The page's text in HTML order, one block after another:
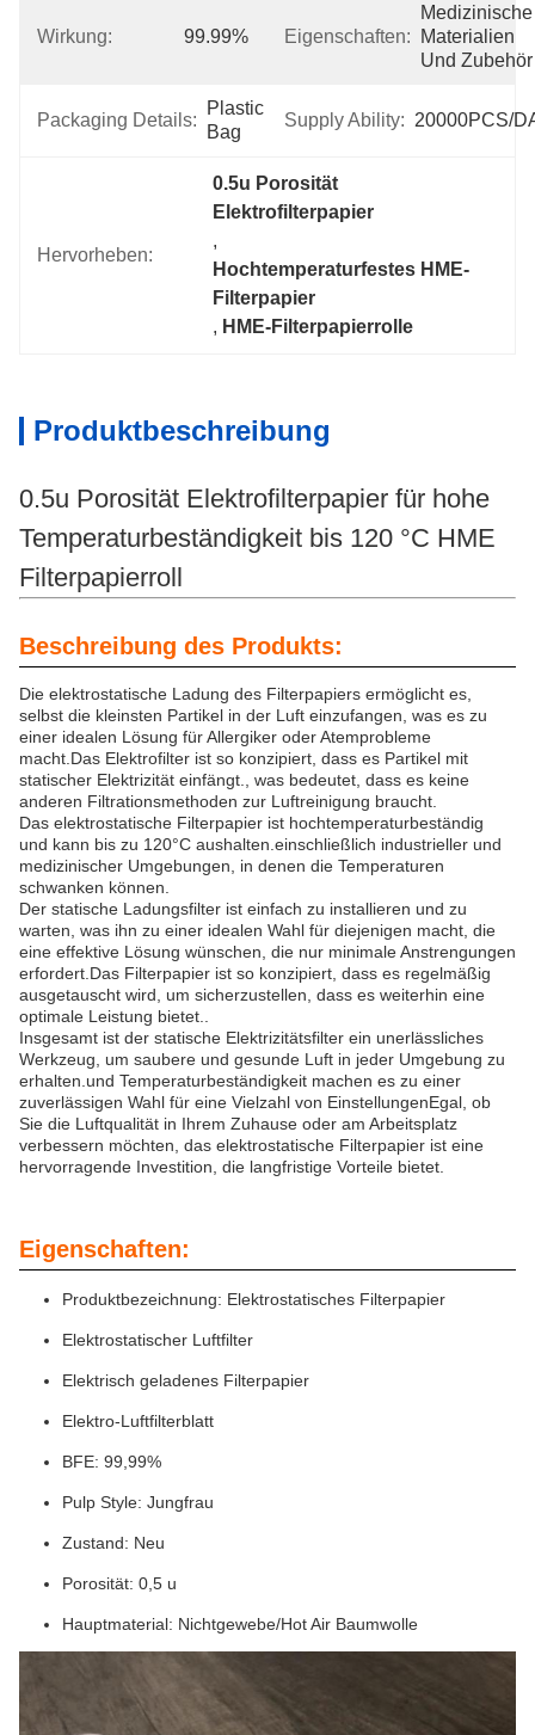
Wirkung: 99.99% Eigenschaften:
Medizinische
Materialien
Und Zubehör
Packaging Details:
Plastic
Bag
Supply Ability: 20000PCS/
Hervorheben:
0.5u Porosität
Elektrofilterpapier
,
Hochtemperaturfestes HME-
Filterpapier
, HME-Filterpapierrolle
Produktbeschreibung
0.5u Porosität Elektrofilterpapier für hohe
Temperaturbeständigkeit bis 120 °C HME
Filterpapierroll
Beschreibung des Produkts:
Die elektrostatische Ladung des Filterpapiers ermöglicht es,
selbst die kleinsten Partikel in der Luft einzufangen, was es zu
einer idealen Lösung für Allergiker oder Atemprobleme
macht.Das Elektrofilter ist so konzipiert, dass es Partikel mit
statischer Elektrizität einfängt., was bedeutet, dass es keine
anderen Filtrationsmethoden zur Luftreinigung braucht.
Das elektrostatische Filterpapier ist hochtemperaturbeständig
und kann bis zu 120°C aushalten.einschließlich industrieller und
medizinischer Umgebungen, in denen die Temperaturen
schwanken können.
Der statische Ladungsfilter ist einfach zu installieren und zu
warten, was ihn zu einer idealen Wahl für diejenigen macht, die
eine effektive Lösung wünschen, die nur minimale Anstrengungen
erfordert.Das Filterpapier ist so konzipiert, dass es regelmäßig
ausgetauscht wird, um sicherzustellen, dass es weiterhin eine
optimale Leistung bietet..
Insgesamt ist der statische Elektrizitätsfilter ein unerlässliches
Werkzeug, um saubere und gesunde Luft in jeder Umgebung zu
erhalten.und Temperaturbeständigkeit machen es zu einer
zuverlässigen Wahl für eine Vielzahl von EinstellungenEgal, ob
Sie die Luftqualität in Ihrem Zuhause oder am Arbeitsplatz
verbessern möchten, das elektrostatische Filterpapier ist eine
hervorragende Investition, die langfristige Vorteile bietet.
Eigenschaften:
Produktbezeichnung: Elektrostatisches Filterpapier
Elektrostatischer Luftfilter
Elektrisch geladenes Filterpapier
Elektro-Luftfilterblatt
BFE: 99,99%
Pulp Style: Jungfrau
Zustand: Neu
Porosität: 0,5 u
Hauptmaterial: Nichtgewebe/Hot Air Baumwolle